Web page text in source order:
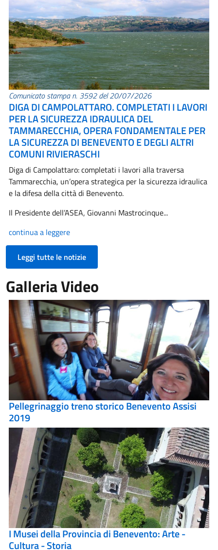
Comunicato stampa n. 3592 del 20/07/2026
DIGA DI CAMPOLATTARO. COMPLETATI I LAVORI
PER LA SICUREZZA IDRAULICA DEL
TAMMARECCHIA, OPERA FONDAMENTALE PER
LA SICUREZZA DI BENEVENTO E DEGLI ALTRI
COMUNI RIVIERASCHI
Diga di Campolattaro: completati i lavori alla traversa
Tammarecchia, un’opera strategica per la sicurezza idraulica
e la difesa della città di Benevento.
Il Presidente dell’ASEA, Giovanni Mastrocinque...
continua a leggere
Leggi tutte le notizie
Galleria Video
Pellegrinaggio treno storico Benevento Assisi
2019
I Musei della Provincia di Benevento: Arte -
Cultura - Storia